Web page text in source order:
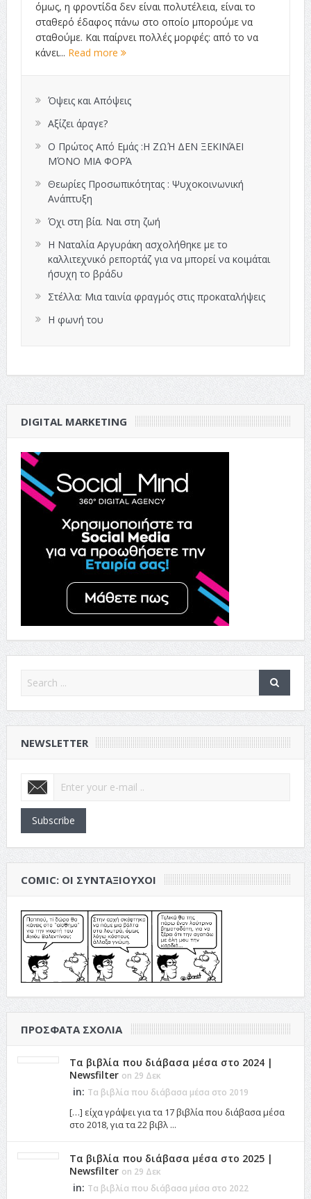
όμως, η φροντίδα δεν είναι πολυτέλεια, είναι το
σταθερό έδαφος πάνω στο οποίο μπορούμε να
σταθούμε. Και παίρνει πολλές μορφές: από το να
κάνει... Read more
Όψεις και Απόψεις
Αξίζει άραγε?
Ο Πρώτος Από Εμάς :Η ΖΩΉ ΔΕΝ ΞΕΚΙΝΆΕΙ
ΜΌΝΟ ΜΙΑ ΦΟΡΆ
Θεωρίες Προσωπικότητας : Ψυχοκοινωνική
Ανάπτυξη
Όχι στη βία. Ναι στη ζωή
Η Ναταλία Αργυράκη ασχολήθηκε με το
καλλιτεχνικό ρεπορτάζ για να μπορεί να κοιμάται
ήσυχη το βράδυ
Στέλλα: Μια ταινία φραγμός στις προκαταλήψεις
Η φωνή του
DIGITAL MARKETING
NEWSLETTER
Subscribe
COMIC: ΟΙ ΣΥΝΤΑΞΙΟΎΧΟΙ
ΠΡΌΣΦΑΤΑ ΣΧΌΛΙΑ
Τα βιβλία που διάβασα μέσα στο 2024 |
Newsfilter on 29 Δεκ
in: Τα βιβλία που διάβασα μέσα στο 2019
[…] είχα γράψει για τα 17 βιβλία που διάβασα μέσα
στο 2018, για τα 22 βιβλ ...
Τα βιβλία που διάβασα μέσα στο 2025 |
Newsfilter on 29 Δεκ
in: Τα βιβλία που διάβασα μέσα στο 2022